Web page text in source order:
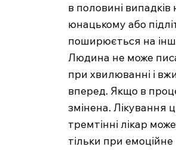
в половині
юнацькому або
поширюється на
Людина не може
при хвилюванні і
вперед. Якщо в
змінена. Лікування
тремтінні лікар
тільки при